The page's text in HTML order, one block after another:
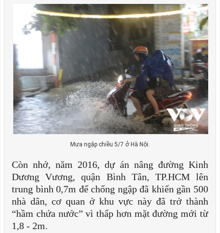
Mưa ngập chiều 5/7 ở Hà Nội.
Còn nhớ, năm 2016, dự án nâng đường Kinh
Dương Vương, quận Bình Tân, TP.HCM lên
trung bình 0,7m để chống ngập đã khiến gần 500
nhà dân, cơ quan ở khu vực này đã trở thành
“hầm chứa nước” vì thấp hơn mặt đường mới từ
1,8 - 2m.